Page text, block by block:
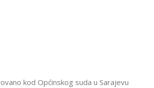
kod Općinskog suda u Sarajevu